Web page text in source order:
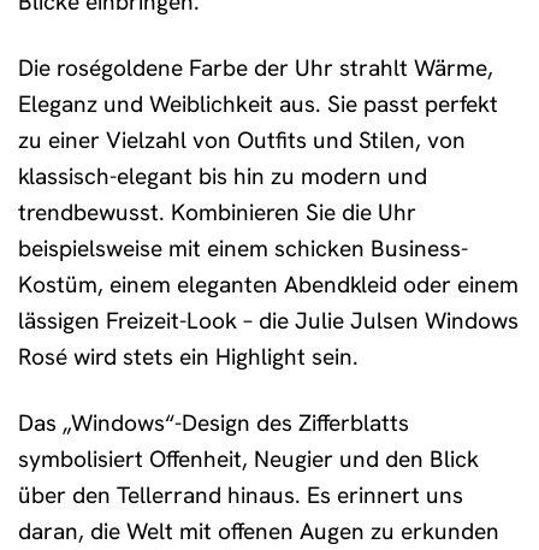
Die roségoldene Farbe der Uhr strahlt Wärme,
Eleganz und Weiblichkeit aus. Sie passt perfekt
zu einer Vielzahl von Outfits und Stilen, von
klassisch-elegant bis hin zu modern und
trendbewusst. Kombinieren Sie die Uhr
beispielsweise mit einem schicken Business-
Kostüm, einem eleganten Abendkleid oder einem
lässigen Freizeit-Look – die Julie Julsen Windows
Rosé wird stets ein Highlight sein.
Das „Windows“-Design des Zifferblatts
symbolisiert Offenheit, Neugier und den Blick
über den Tellerrand hinaus. Es erinnert uns
daran, die Welt mit offenen Augen zu erkunden